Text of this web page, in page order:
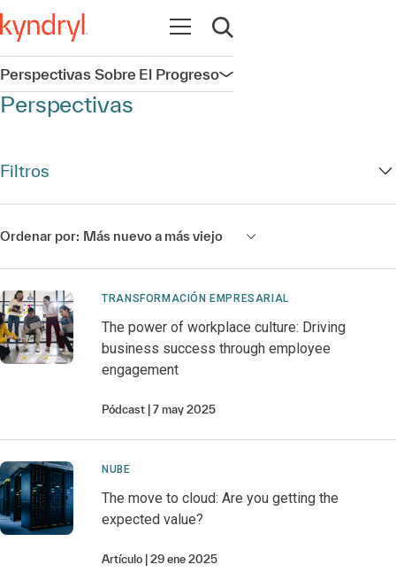
Abrir navegación
Abrir búsqueda
Perspectivas Sobre El ProgresoAbrir navegación
Perspectivas
Filtros
Ordenar por: Más nuevo a más viejo
TRANSFORMACIÓN EMPRESARIAL
The power of workplace culture: Driving
business success through employee
engagement
Pódcast 7 may 2025
NUBE
The move to cloud: Are you getting the
expected value?
Artículo 29 ene 2025